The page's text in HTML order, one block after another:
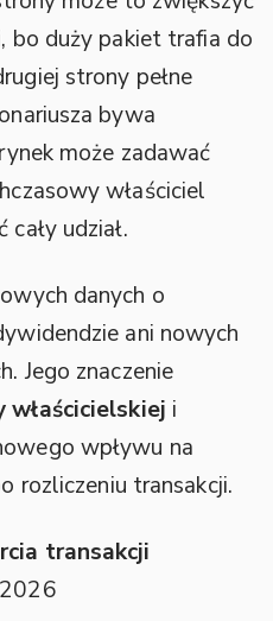
bo duży pakiet trafia do
strony pełne
bywa
może zadawać
właściciel
udział.
danych o
ani nowych
Jego znaczenie
właścicielskiej i
wpływu na
rozliczeniu transakcji.
transakcji